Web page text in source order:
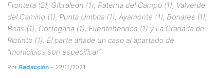
Frontera (2), Gibraleón (1), Paterna del Campo (1), Valverde
del Camino (1), Punta Umbría (1), Ayamonte (1), Bonares (1),
Beas (1), Cortegana (1), Fuenteheridos (1) y La Granada de
Riotinto (1). El parte añade un caso al apartado de
“municipios son especificar”
Por Redacción - 22/11/2021